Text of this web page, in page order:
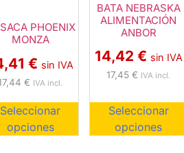
PHOENIX
MONZA
€ sin IVA
€ IVA incl.
Seleccionar
opciones
BATA NEBRASKA
ALIMENTACIÓN
ANBOR
14,42 € sin IVA
17,45 € IVA incl.
Seleccionar
opciones